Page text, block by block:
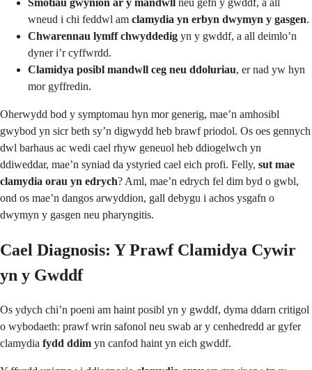
Smotiau gwynion ar y mandwll
neu gefn y gwddf, a all
wneud i chi feddwl am clamydia yn erbyn dwymyn y gasgen.
Chwarennau lymff chwyddedig yn y gwddf, a all deimlo’n
dyner i’r cyffwrdd.
Clamidya posibl mandwll ceg neu ddoluriau, er nad yw hyn
mor gyffredin.
Oherwydd bod y symptomau hyn mor generig, mae’n amhosibl
gwybod yn sicr beth sy’n digwydd heb brawf priodol. Os oes gennych
dwl barhaus ac wedi cael rhyw geneuol heb ddiogelwch yn
ddiweddar, mae’n syniad da ystyried cael eich profi. Felly, sut mae
clamydia orau yn edrych? Aml, mae’n edrych fel dim byd o gwbl,
ond os mae’n dangos arwyddion, gall debygu i achos ysgafn o
dwymyn y gasgen neu pharyngitis.
Cael Diagnosis: Y Prawf Clamidya Cywir
yn y Gwddf
Os ydych chi’n poeni am haint posibl yn y gwddf, dyma ddarn critigol
o wybodaeth: prawf wrin safonol neu swab ar y cenhedredd ar gyfer
clamydia fydd ddim yn canfod haint yn eich gwddf.